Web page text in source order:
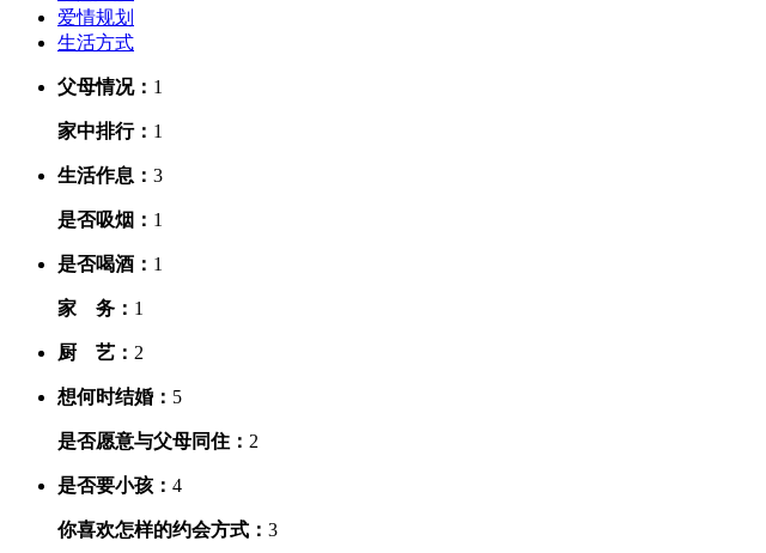
爱情规划
生活方式
父母情况： 1
家中排行： 1
生活作息： 3
是否吸烟： 1
是否喝酒： 1
家 务： 1
厨 艺： 2
想何时结婚： 5
是否愿意与父母同住： 2
是否要小孩： 4
你喜欢怎样的约会方式： 3